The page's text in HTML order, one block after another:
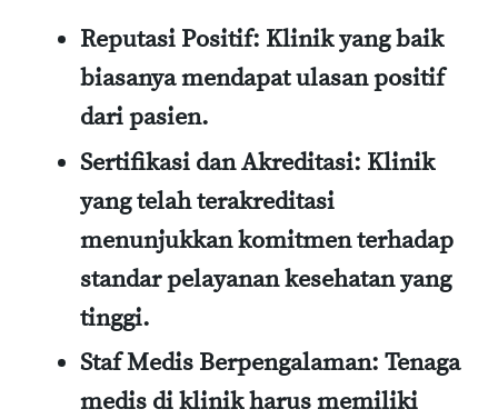
Reputasi Positif: Klinik yang baik
biasanya mendapat ulasan positif
dari pasien.
Sertifikasi dan Akreditasi: Klinik
yang telah terakreditasi
menunjukkan komitmen terhadap
standar pelayanan kesehatan yang
tinggi.
Staf Medis Berpengalaman: Tenaga
medis di klinik harus memiliki